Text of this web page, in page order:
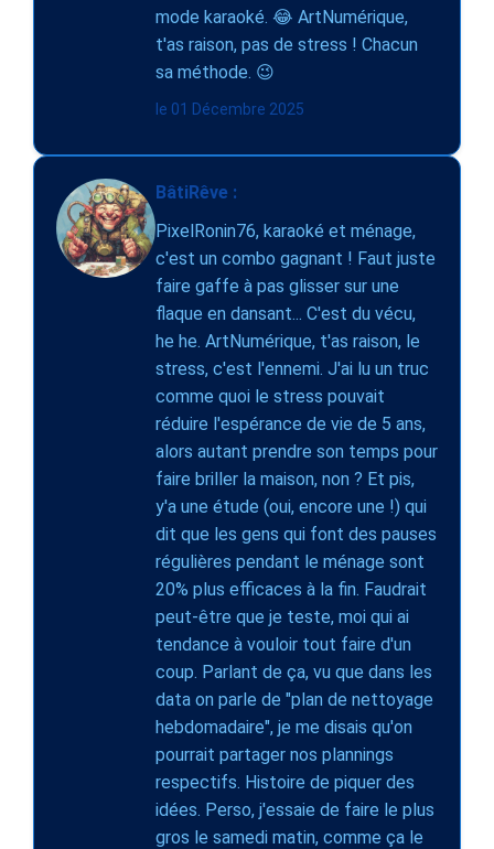
mode karaoké. 😂 ArtNumérique,
t'as raison, pas de stress ! Chacun
sa méthode. 😉
le 01 Décembre 2025
BâtiRêve :
PixelRonin76, karaoké et ménage,
c'est un combo gagnant ! Faut juste
faire gaffe à pas glisser sur une
flaque en dansant... C'est du vécu,
he he. ArtNumérique, t'as raison, le
stress, c'est l'ennemi. J'ai lu un truc
comme quoi le stress pouvait
réduire l'espérance de vie de 5 ans,
alors autant prendre son temps pour
faire briller la maison, non ? Et pis,
y'a une étude (oui, encore une !) qui
dit que les gens qui font des pauses
régulières pendant le ménage sont
20% plus efficaces à la fin. Faudrait
peut-être que je teste, moi qui ai
tendance à vouloir tout faire d'un
coup. Parlant de ça, vu que dans les
data on parle de "plan de nettoyage
hebdomadaire", je me disais qu'on
pourrait partager nos plannings
respectifs. Histoire de piquer des
idées. Perso, j'essaie de faire le plus
gros le samedi matin, comme ça le